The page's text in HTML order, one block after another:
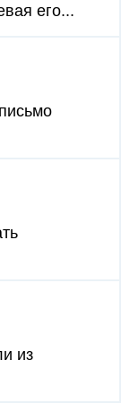
его...
из